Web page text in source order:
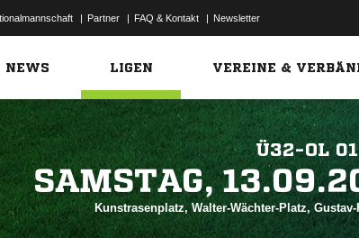
| Partner | FAQ & Kontakt | Newsletter
NEWS LIGEN VEREINE &
Ü32-OL 01

Kunstrasenplatz, Walter-Wächter-Platz,